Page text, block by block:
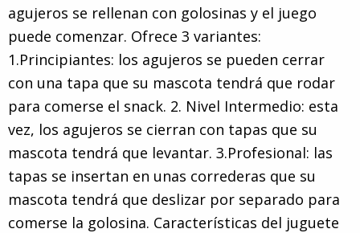
agujeros se rellenan con golosinas y el juego
puede comenzar. Ofrece 3 variantes:
1.Principiantes: los agujeros se pueden cerrar
con una tapa que su mascota tendrá que rodar
para comerse el snack. 2. Nivel Intermedio: esta
vez, los agujeros se cierran con tapas que su
mascota tendrá que levantar. 3.Profesional: las
tapas se insertan en unas correderas que su
mascota tendrá que deslizar por separado para
comerse la golosina. Características del juguete